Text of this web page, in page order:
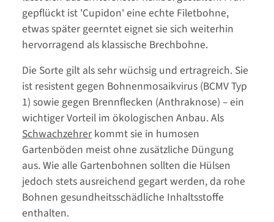
gepflückt ist 'Cupidon' eine echte Filetbohne,
etwas später geerntet eignet sie sich weiterhin
hervorragend als klassische Brechbohne.
Die Sorte gilt als sehr wüchsig und ertragreich. Sie
ist resistent gegen Bohnenmosaikvirus (BCMV Typ
1) sowie gegen Brennflecken (Anthraknose) – ein
wichtiger Vorteil im ökologischen Anbau. Als
Schwachzehrer kommt sie in humosen
Gartenböden meist ohne zusätzliche Düngung
aus. Wie alle Gartenbohnen sollten die Hülsen
jedoch stets ausreichend gegart werden, da rohe
Bohnen gesundheitsschädliche Inhaltsstoffe
enthalten.